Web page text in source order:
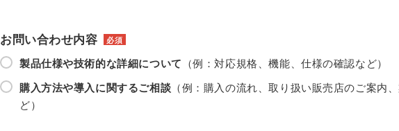
お問い合わせ内容 必須
製品仕様や技術的な詳細について （例：対応規格、機能、仕様の確認など）
購入方法や導入に関するご相談 （例：購入の流れ、取り扱い販売店のご案内
ど）